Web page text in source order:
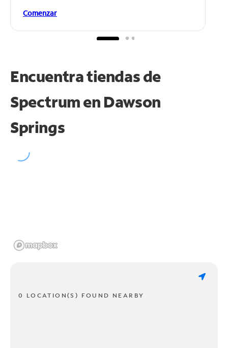
Comenzar
Encuentra tiendas de
Spectrum en Dawson
Springs
0 LOCATION(S) FOUND NEARBY